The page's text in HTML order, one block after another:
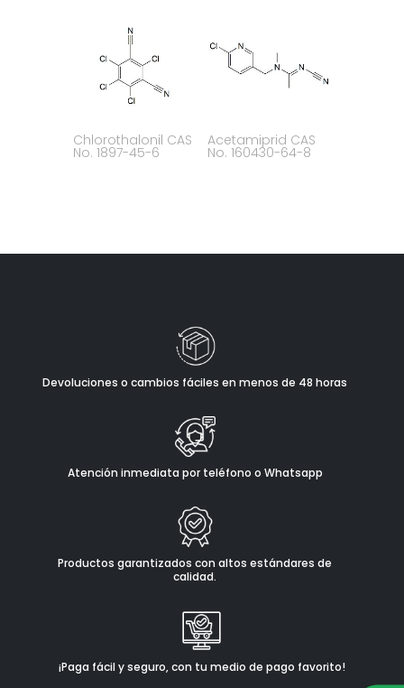
Chlorothalonil CAS
No. 1897-45-6
Acetamiprid CAS
No. 160430-64-8
Devoluciones o cambios fáciles en menos de 48 horas
Atención inmediata por teléfono o Whatsapp
Productos garantizados con altos estándares de
calidad.
¡Paga fácil y seguro, con tu medio de pago favorito!